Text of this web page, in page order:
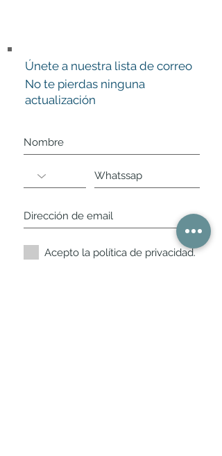
Únete a nuestra lista de correo
No te pierdas ninguna
actualización
Acepto la política de privacidad.